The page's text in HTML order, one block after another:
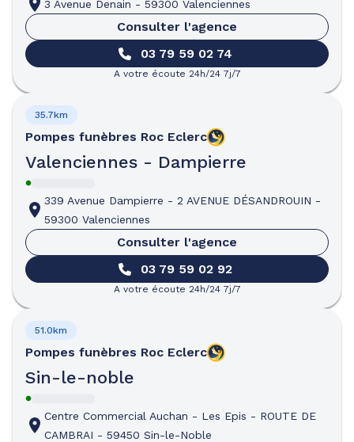
3 Avenue Denain - 59300 Valenciennes
Consulter l'agence
03 79 59 02 74
A votre écoute 24h/24 7j/7
Pompes funèbres Roc Eclerc
Valenciennes - Dampierre
35.7km
339 Avenue Dampierre - 2 AVENUE DÉSANDROUIN -
59300 Valenciennes
Consulter l'agence
03 79 59 02 92
A votre écoute 24h/24 7j/7
Pompes funèbres Roc Eclerc
Sin-le-noble
51.0km
Centre Commercial Auchan - Les Epis - ROUTE DE
CAMBRAI - 59450 Sin-le-Noble